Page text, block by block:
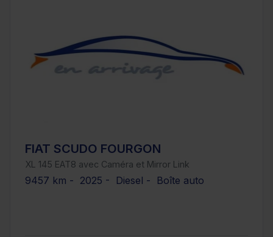
FIAT SCUDO FOURGON
XL 145 EAT8 avec Caméra et Mirror Link
9457 km - 2025 - Diesel - Boîte auto